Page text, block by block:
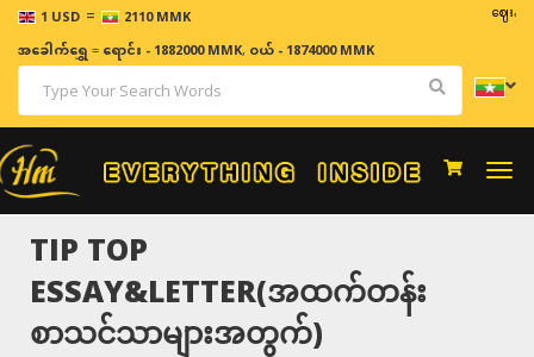
1 USD = 2110 MMK ဈေးနှုန်း
အခေါက်ရွှေ=ရောင်း - 1882000 MMK, ဝယ် - 1874000 MMK
TIP TOP
ESSAY&LETTER(အထက်တန်း
စာသင်သာများအတွက်)